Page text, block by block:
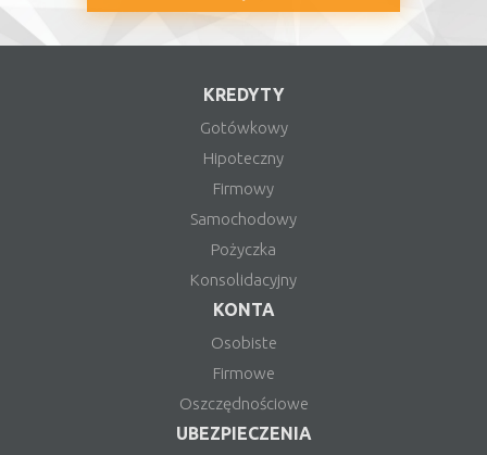
KREDYTY
Gotówkowy
Hipoteczny
Firmowy
Samochodowy
Pożyczka
Konsolidacyjny
KONTA
Osobiste
Firmowe
Oszczędnościowe
UBEZPIECZENIA